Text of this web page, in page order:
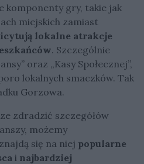
komponenty gry, takie jak
miejskich zamiast
lokalne atrakcje
. Szczególnie
oraz „Kasy Społecznej”,
lokalnych smaczków. Tak
Gorzowa.
zdradzić szczegółów
możemy
się na niej popularne
i najbardziej